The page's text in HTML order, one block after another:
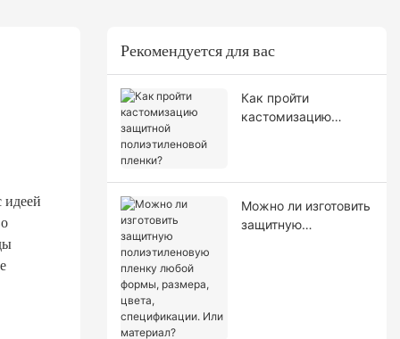
Рекомендуется для вас
Как пройти
кастомизацию
Можно ли изготовить
защитную